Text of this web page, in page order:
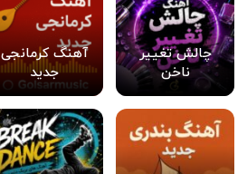
چالش تغییر
ناخن
آهنگ کرمانجی
جدید